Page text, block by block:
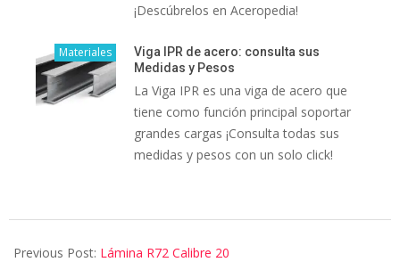
¡Descúbrelos en Aceropedia!
Materiales
Viga IPR de acero: consulta sus
Medidas y Pesos
La Viga IPR es una viga de acero que
tiene como función principal soportar
grandes cargas ¡Consulta todas sus
medidas y pesos con un solo click!
Previous Post: Lámina R72 Calibre 20